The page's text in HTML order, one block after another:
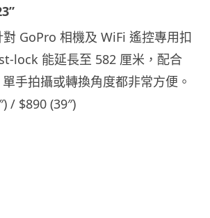
GoPro 相機及 WiFi 遙控專用扣
lock 能延長至 582 厘米，配合
手拍攝或轉換角度都非常方便。
/ $890 (39″)